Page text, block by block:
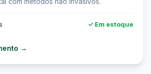
✓ Em estoque
→